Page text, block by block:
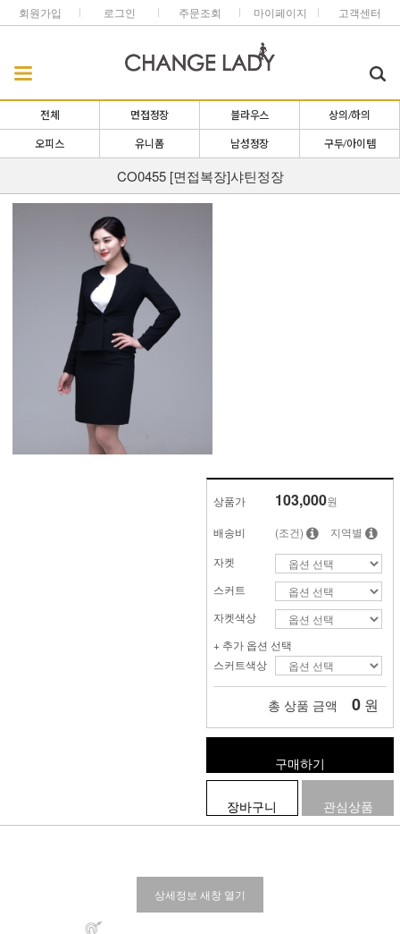
회원가입 로그인 주문조회 마이페이지 고객센터
전체 면접정장 블라우스 상의/하의
오피스 유니폼 남성정장 구두/아이템
CO0455 [면접복장]샤틴정장
상품가 103,000원
배송비 (조건)
지역별
자켓
스커트
자켓색상
+ 추가 옵션 선택
스커트색상
총 상품 금액 0 원
구매하기
장바구니 관심상품
상세정보 새창 열기